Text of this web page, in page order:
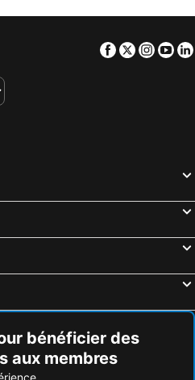
Facebook
Twitter
bénéficier des
aux membres